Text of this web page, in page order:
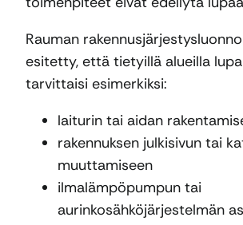
Rauman
esitetty, että tietyillä alueilla
tarvittaisi esimerkiksi:
laiturin tai aidan
rakennuksen julkisivun tai
muuttamiseen
ilmalämpöpumpun tai
aurinkosähköjärjestelmän